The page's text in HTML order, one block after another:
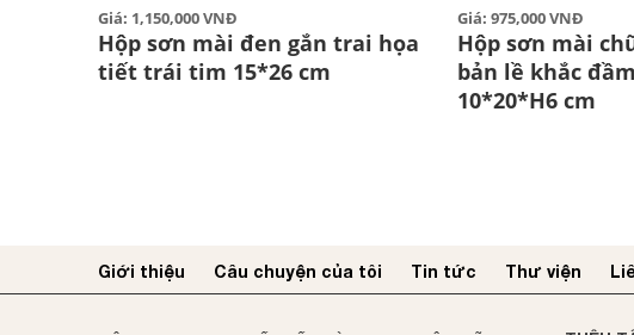
Giá: 1,150,000 VNĐ
Hộp sơn mài đen gắn trai họa
tiết trái tim 15*26 cm
Giá: 975,000 VNĐ
Hộp sơn mài
bản lề khắc
10*20*H6 cm
Giới thiệu Câu chuyện của tôi Tin tức Thư viện